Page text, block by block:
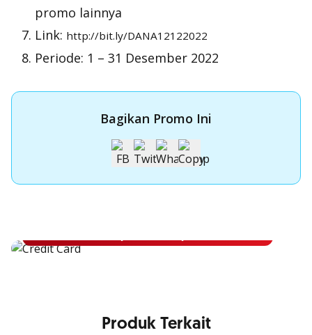
promo lainnya
Link: http://bit.ly/DANA12122022
Periode: 1 – 31 Desember 2022
Bagikan Promo Ini
Apply Kartu Kredit OCBC NISP
Produk Terkait